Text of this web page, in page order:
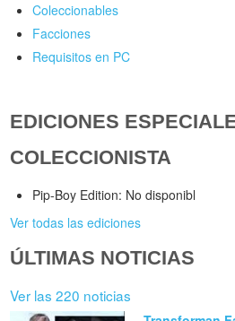
Coleccionables
Facciones
Requisitos en PC
EDICIONES
COLECCIONISTA
Pip-Boy Edition: No disponibl
Ver todas las ediciones
ÚLTIMAS NOTICIAS
Ver las 220 noticias